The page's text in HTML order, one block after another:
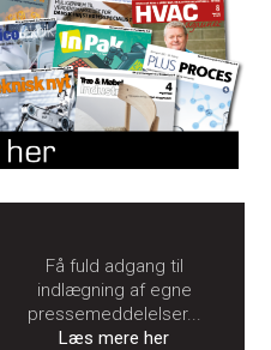
Få fuld adgang til
indlægning af egne
pressemeddelelser...
Læs mere her